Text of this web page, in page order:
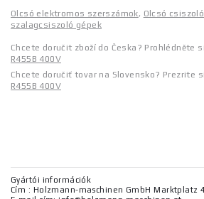
Olcsó elektromos szerszámok, Olcsó
szalagcsiszoló gépek
Chcete doručit zboží do Česka? Prohlédněte
R455B 400V
Chcete doručiť tovar na Slovensko? Prezrite si
R455B 400V
Gyártói információk
Cím : Holzmann-maschinen GmbH Marktplatz